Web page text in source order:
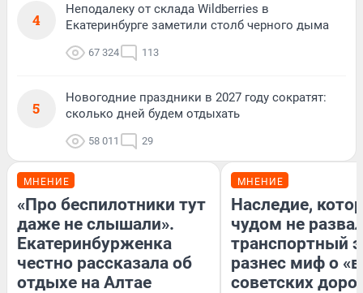
4
Неподалеку от склада Wildberries в
Екатеринбурге заметили столб черного дыма
67 324 113
5
Новогодние праздники в 2027 году сократят:
сколько дней будем отдыхать
58 011 29
МНЕНИЕ
«Про беспилотники тут
даже не слышали».
Екатеринбурженка
честно рассказала об
отдыхе на Алтае
МНЕНИЕ
Наследие,
чудом не
транспортный
разнес миф о
советских